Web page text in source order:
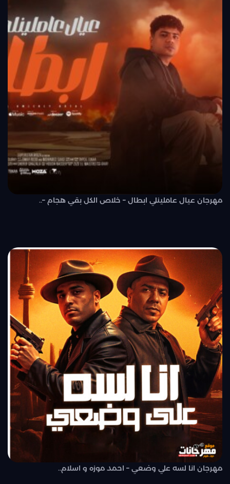
مهرجان عيال عاملينلي ابطال – خلاص الكل بقي هجام –..
مهرجان انا لسه علي وضعي – احمد موزه و اسلام..